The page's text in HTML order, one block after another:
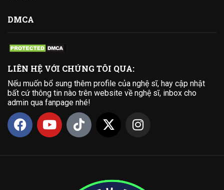
DMCA
LIÊN HỆ VỚI CHÚNG TÔI QUA:
Nếu muốn bổ sung thêm profile của nghệ sĩ, hay cập nhật
bất cứ thông tin nào trên website về nghệ sĩ, inbox cho
admin qua fanpage nhé!